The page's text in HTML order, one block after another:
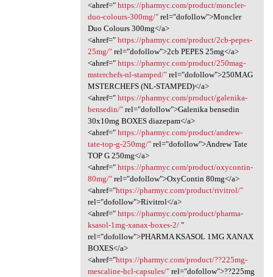
<ahref=" https://pharmyc.com/product/moncler-
duo-colours-300mg/"rel="dofollow">Moncler
Duo Colours 300mg</a>
<ahref=" https://pharmyc.com/product/2cb-pepes-
25mg/"rel="dofollow">2cb PEPES 25mg</a>
<ahref=" https://pharmyc.com/product/250mag-
msterchefs-nl-stamped/"rel="dofollow">250MAG
MSTERCHEFS (NL-STAMPED)</a>
<ahref=" https://pharmyc.com/product/galenika-
bensedin/"rel="dofollow">Galenika bensedin
30x10mg BOXES diazepam</a>
<ahref=" https://pharmyc.com/product/andrew-
tate-top-g-250mg/"rel="dofollow">Andrew Tate
TOP G 250mg</a>
<ahref=" https://pharmyc.com/product/oxycontin-
80mg/"rel="dofollow">OxyContin 80mg</a>
<ahref="https://pharmyc.com/product/rivitrol/"
rel="dofollow">Rivitrol</a>
<ahref=" https://pharmyc.com/product/pharma-
ksasol-1mg-xanax-boxes-2/"
rel="dofollow">PHARMA KSASOL 1MG XANAX
BOXES</a>
<ahref="https://pharmyc.com/product/??225mg-
mescaline-hcl-capsules/"rel="dofollow">??225mg